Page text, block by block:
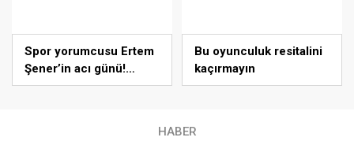
Spor yorumcusu Ertem
Şener’in acı günü!
Annesi Meltem Şener’i
Bu oyunculuk resitalini
kaçırmayın
HABER